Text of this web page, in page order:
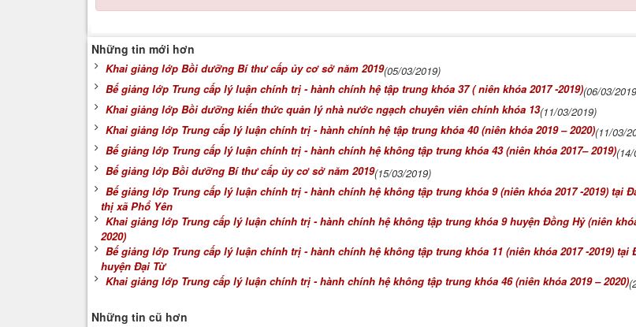
Những tin mới hơn
Khai giảng lớp Bồi dưỡng Bí thư cấp ủy cơ sở năm 2019(05/03/2019)
Bế giảng lớp Trung cấp lý luận chính trị - hành chính hệ tập trung khóa 37 ( niên khóa 2017 -2019)(06/03/
Khai giảng lớp Bồi dưỡng kiến thức quản lý nhà nước ngạch chuyên viên chính khóa 13(11/03/2019)
Khai giảng lớp Trung cấp lý luận chính trị - hành chính hệ tập trung khóa 40 (niên khóa 2019 – 2020)(11/03/
Bế giảng lớp Trung cấp lý luận chính trị - hành chính hệ không tập trung khóa 43 (niên khóa 2017– 2019)
Bế giảng lớp Bồi dưỡng Bí thư cấp ủy cơ sở năm 2019(15/03/2019)
Bế giảng lớp Trung cấp lý luận chính trị - hành chính hệ không tập trung khóa 9 (niên khóa 2017 -2019) tại
thị xã Phổ Yên
Khai giảng lớp Trung cấp lý luận chính trị - hành chính hệ không tập trung khóa 9 huyện Đồng Hỷ (niên
2020)
Bế giảng lớp Trung cấp lý luận chính trị - hành chính hệ không tập trung khóa 11 (niên khóa 2017 -2019) tại
huyện Đại Từ
Khai giảng lớp Trung cấp lý luận chính trị - hành chính hệ không tập trung khóa 46 (niên khóa 2019 – 2020)
Những tin cũ hơn